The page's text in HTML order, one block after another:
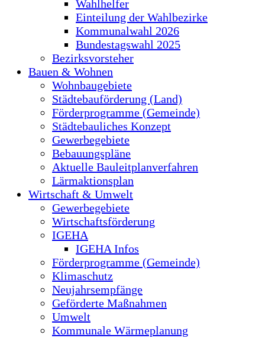
Wahlhelfer
Einteilung der Wahlbezirke
Kommunalwahl 2026
Bundestagswahl 2025
Bezirksvorsteher
Bauen & Wohnen
Wohnbaugebiete
Städtebauförderung (Land)
Förderprogramme (Gemeinde)
Städtebauliches Konzept
Gewerbegebiete
Bebauungspläne
Aktuelle Bauleitplanverfahren
Lärmaktionsplan
Wirtschaft & Umwelt
Gewerbegebiete
Wirtschaftsförderung
IGEHA
IGEHA Infos
Förderprogramme (Gemeinde)
Klimaschutz
Neujahrsempfänge
Geförderte Maßnahmen
Umwelt
Kommunale Wärmeplanung